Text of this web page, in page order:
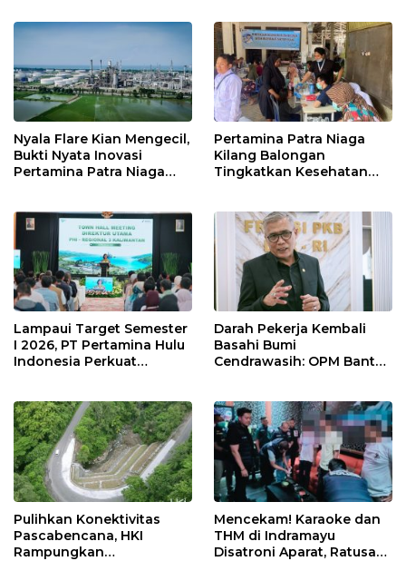
Nyala Flare Kian Mengecil,
Bukti Nyata Inovasi
Pertamina Patra Niaga
Pertamina Patra Niaga
Kilang Balongan
Tingkatkan Kesehatan
Rutin dan Edukasi
Perawatan Gigi
Lampaui Target Semester
I 2026, PT Pertamina Hulu
Indonesia Perkuat
Keselamatan Kerja
Darah Pekerja Kembali
Basahi Bumi
Cendrawasih: OPM Bantai
Pulihkan Konektivitas
Pascabencana, HKI
Rampungkan
Mencekam! Karaoke dan
THM di Indramayu
Disatroni Aparat, Ratusan